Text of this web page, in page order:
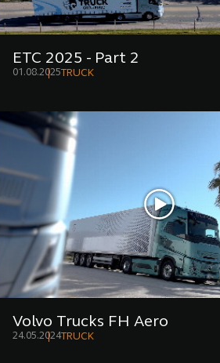
ETC 2025 - Part 2
01.08.2025 TRUCK
Volvo Trucks FH Aero
24.05.2024TRUCK